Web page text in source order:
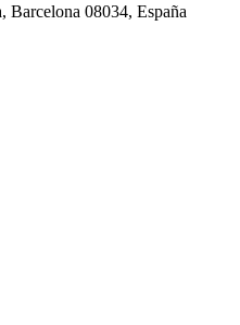
08034, España